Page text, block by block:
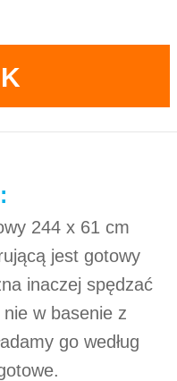
244 x 61 cm
jest gotowy
inaczej spędzać
w basenie z
go według